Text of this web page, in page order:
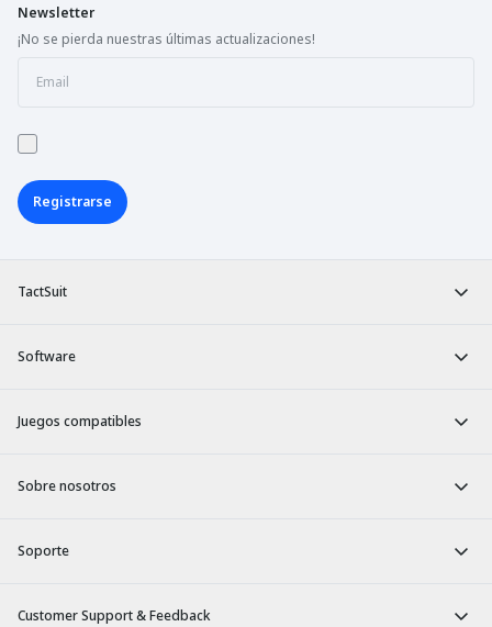
TactSuit
Software
Juegos compatibles
Sobre nosotros
Soporte
Customer Support & Feedback
Newsletter
¡No se pierda nuestras últimas actualizaciones!
Registrarse